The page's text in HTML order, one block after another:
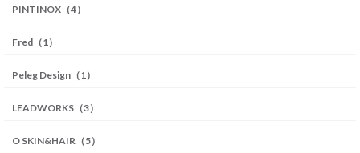
PINTINOX（4）
Fred（1）
Peleg Design（1）
LEADWORKS（3）
O SKIN&HAIR（5）